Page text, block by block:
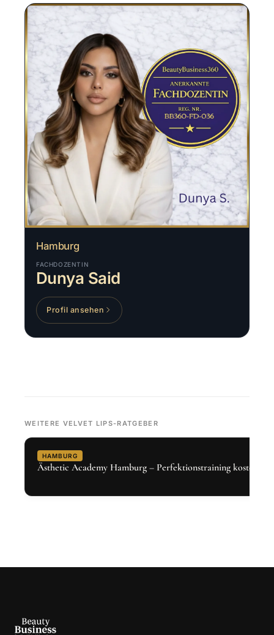
Hamburg
FACHDOZENTIN
Dunya Said
Profil ansehen
WEITERE VELVET LIPS-RATGEBER
HAMBURG
Ästhetic Academy Hamburg – Perfektionstraining kostenlos